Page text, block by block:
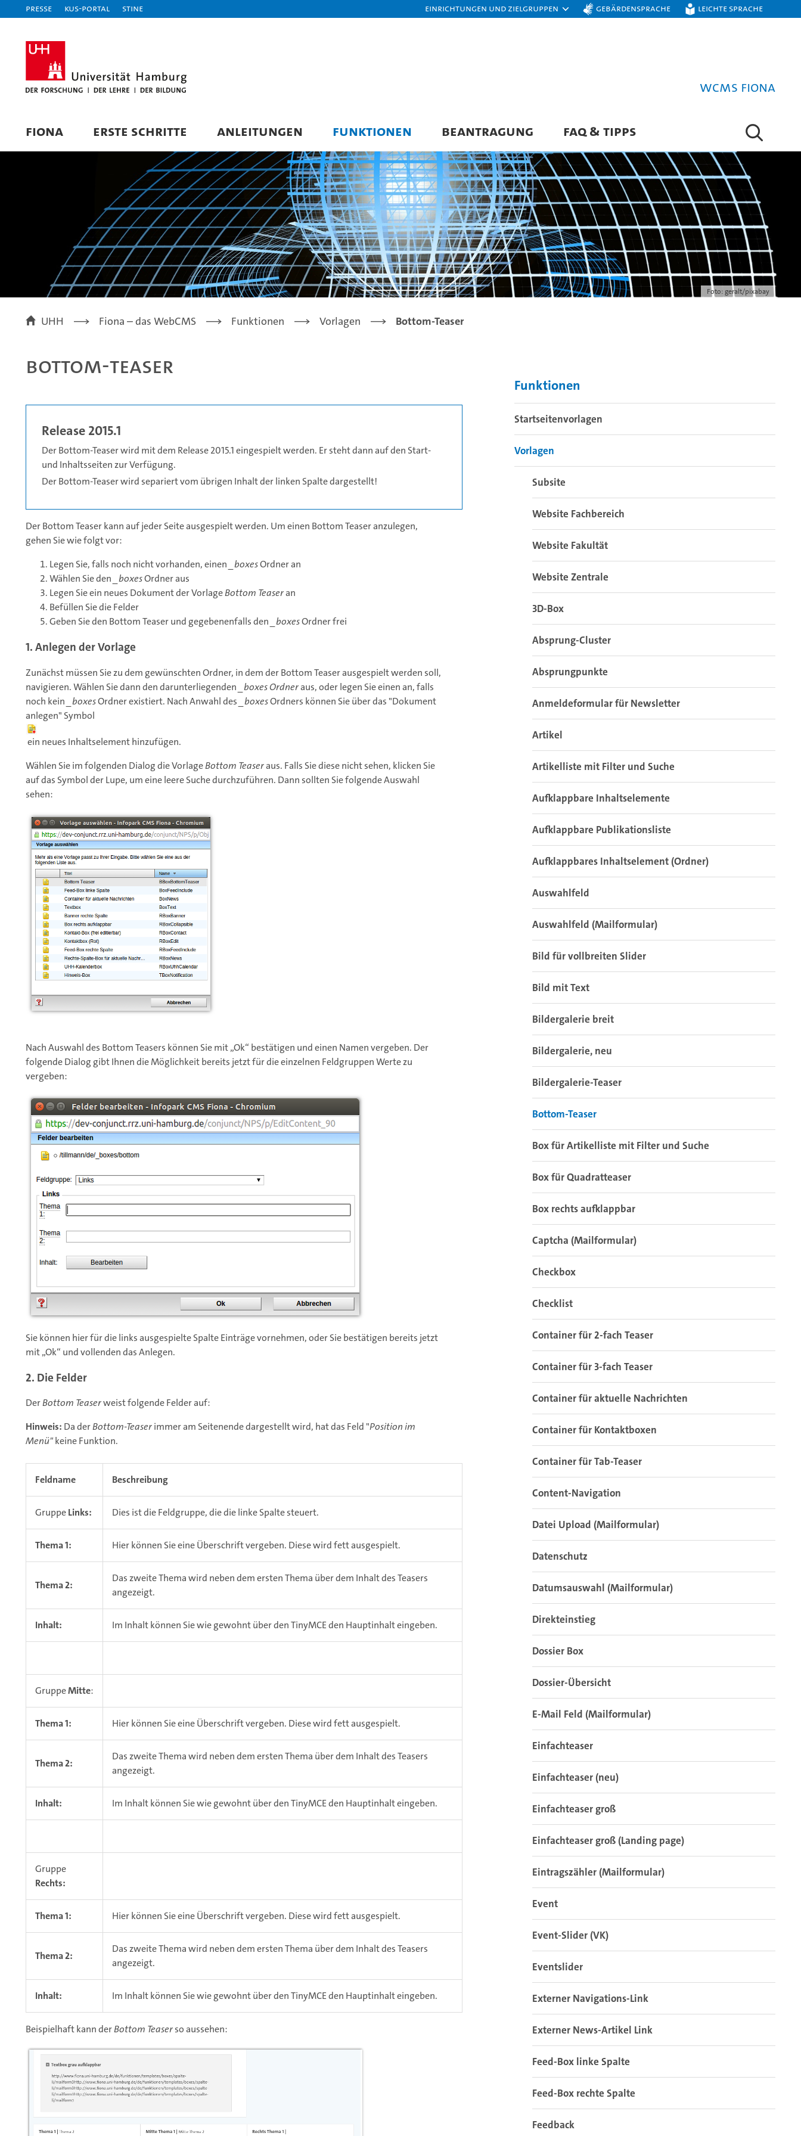
Presse KUS-Portal STiNE Einrichtungen und Zielgruppen Gebärdensprache Leichte Sprache
WCMS FIONA
FIONA ERSTE SCHRITTE ANLEITUNGEN FUNKTIONEN BEANTRAGUNG FAQ & TIPPS
Foto: geralt/pixabay
UHH Fiona – das WebCMS Funktionen Vorlagen Bottom-Teaser
Bottom-Teaser
Release 2015.1
Der Bottom-Teaser wird mit dem Release 2015.1 eingespielt werden. Er steht dann auf den Start-
und Inhaltsseiten zur Verfügung.
Der Bottom-Teaser wird separiert vom übrigen Inhalt der linken Spalte dargestellt!
Der Bottom Teaser kann auf jeder Seite ausgespielt werden. Um einen Bottom Teaser anzulegen,
gehen Sie wie folgt vor:
Legen Sie, falls noch nicht vorhanden, einen
_boxesOrdner an
Wählen Sie den
_boxesOrdner aus
Legen Sie ein neues Dokument der VorlageBottom Teaseran
Befüllen Sie die Felder
Geben Sie den Bottom Teaser und gegebenenfalls den
_boxesOrdner frei
1. Anlegen der Vorlage
Zunächst müssen Sie zu dem gewünschten Ordner, in dem der Bottom Teaser ausgespielt werden soll,
navigieren. Wählen Sie dann den darunterliegenden
_boxes Ordneraus, oder legen Sie einen an, falls
noch kein
_boxesOrdner existiert. Nach Anwahl des _boxesOrdners können Sie über das "Dokument
anlegen" Symbol
ein neues Inhaltselement hinzufügen.
Wählen Sie im folgenden Dialog die VorlageBottom Teaseraus. Falls Sie diese nicht sehen, klicken Sie
auf das Symbol der Lupe, um eine leere Suche durchzuführen. Dann sollten Sie folgende Auswahl
sehen:
Nach Auswahl des Bottom Teasers können Sie mit „Ok“ bestätigen und einen Namen vergeben. Der
folgende Dialog gibt Ihnen die Möglichkeit bereits jetzt für die einzelnen Feldgruppen Werte zu
vergeben:
Sie können hier für die links ausgespielte Spalte Einträge vornehmen, oder Sie bestätigen bereits jetzt
mit „Ok“ und vollenden das Anlegen.
2. Die Felder
DerBottom Teaserweist folgende Felder auf:
Hinweis: Da derBottom-Teaserimmer am Seitenende dargestellt wird, hat das Feld "Position im
Menü"keine Funktion.
Feldname Beschreibung
GruppeLinks: Dies ist die Feldgruppe, die die linke Spalte steuert.
Thema 1: Hier können Sie eine Überschrift vergeben. Diese wird fett ausgespielt.
Thema 2:
Das zweite Thema wird neben dem ersten Thema über dem Inhalt des Teasers
angezeigt.
Inhalt: Im Inhalt können Sie wie gewohnt über den TinyMCE den Hauptinhalt eingeben.
GruppeMitte:
Thema 1: Hier können Sie eine Überschrift vergeben. Diese wird fett ausgespielt.
Thema 2:
Das zweite Thema wird neben dem ersten Thema über dem Inhalt des Teasers
angezeigt.
Inhalt: Im Inhalt können Sie wie gewohnt über den TinyMCE den Hauptinhalt eingeben.
Gruppe
Rechts:
Thema 1: Hier können Sie eine Überschrift vergeben. Diese wird fett ausgespielt.
Thema 2:
Das zweite Thema wird neben dem ersten Thema über dem Inhalt des Teasers
angezeigt.
Inhalt: Im Inhalt können Sie wie gewohnt über den TinyMCE den Hauptinhalt eingeben.
Beispielhaft kann derBottom Teaserso aussehen:
Funktionen
Startseitenvorlagen
Vorlagen
Subsite
Website Fachbereich
Website Fakultät
Website Zentrale
3D-Box
Absprung-Cluster
Absprungpunkte
Anmeldeformular für Newsletter
Artikel
Artikelliste mit Filter und Suche
Aufklappbare Inhaltselemente
Aufklappbare Publikationsliste
Aufklappbares Inhaltselement (Ordner)
Auswahlfeld
Auswahlfeld (Mailformular)
Bild für vollbreiten Slider
Bild mit Text
Bildergalerie breit
Bildergalerie, neu
Bildergalerie-Teaser
Bottom-Teaser
Box für Artikelliste mit Filter und Suche
Box für Quadratteaser
Box rechts aufklappbar
Captcha (Mailformular)
Checkbox
Checklist
Container für 2-fach Teaser
Container für 3-fach Teaser
Container für aktuelle Nachrichten
Container für Kontaktboxen
Container für Tab-Teaser
Content-Navigation
Datei Upload (Mailformular)
Datenschutz
Datumsauswahl (Mailformular)
Direkteinstieg
Dossier Box
Dossier-Übersicht
E-Mail Feld (Mailformular)
Einfachteaser
Einfachteaser (neu)
Einfachteaser groß
Einfachteaser groß (Landing page)
Eintragszähler (Mailformular)
Event
Event-Slider (VK)
Eventslider
Externer Navigations-Link
Externer News-Artikel Link
Feed-Box linke Spalte
Feed-Box rechte Spalte
Feedback